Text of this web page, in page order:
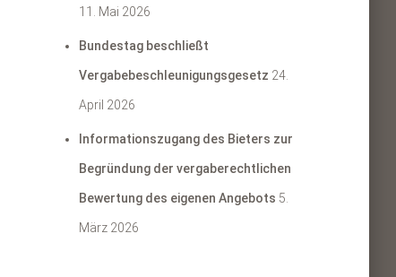
11. Mai 2026
Bundestag beschließt
Vergabebeschleunigungsgesetz 24.
April 2026
Informationszugang des Bieters zur
Begründung der vergaberechtlichen
Bewertung des eigenen Angebots 5.
März 2026